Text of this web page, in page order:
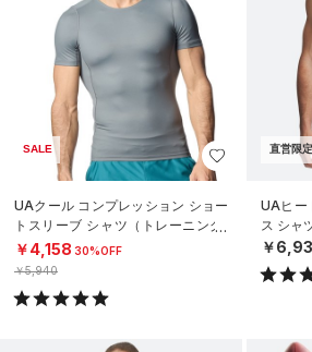
SALE
UAクール コンプレッション ショー
トスリーブ シャツ（トレーニング/
MEN）
￥4,158 30%OFF
￥5,940
直営限定
UAヒー
ス シャ
￥